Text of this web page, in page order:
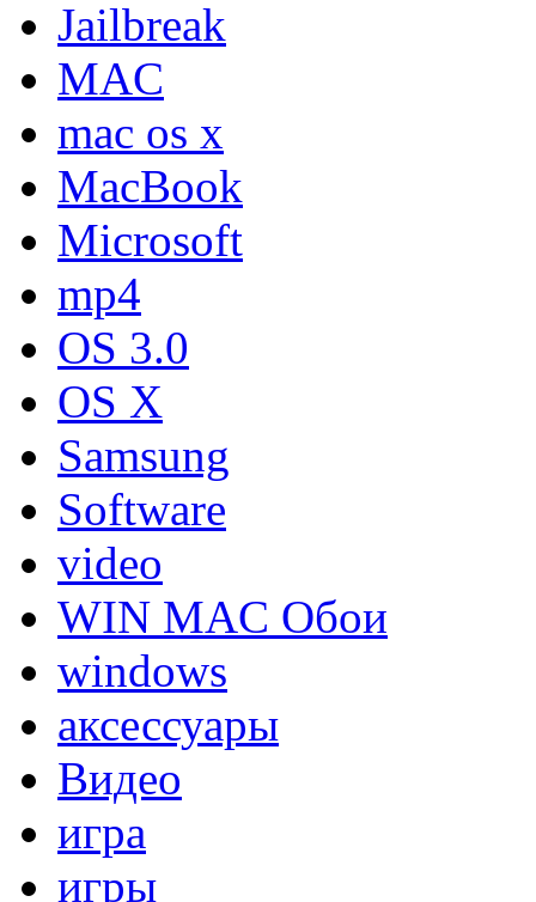
Jailbreak
MAC
mac os x
MacBook
Microsoft
mp4
OS 3.0
OS X
Samsung
Software
video
WIN MAC Обои
windows
аксессуары
Видео
игра
игры